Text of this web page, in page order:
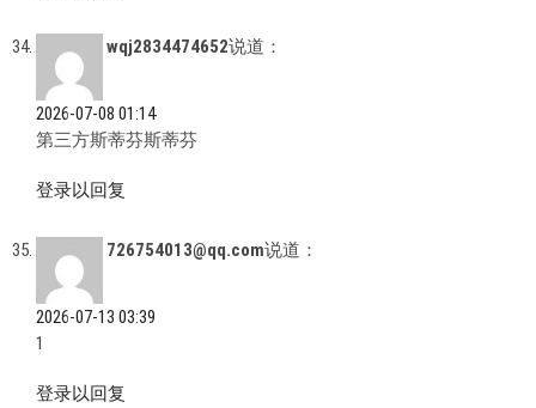
wqj2834474652说道：
2026-07-08 01:14
第三方斯蒂芬斯蒂芬
登录以回复
726754013@qq.com说道：
2026-07-13 03:39
1
登录以回复